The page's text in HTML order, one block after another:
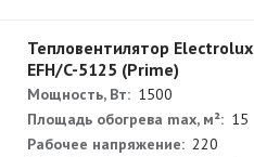
Тепловентилятор Electrolux
EFH/C-5125 (Prime)
Мощность, Вт: 1500
Площадь обогрева max, м²: 15
Рабочее напряжение: 220